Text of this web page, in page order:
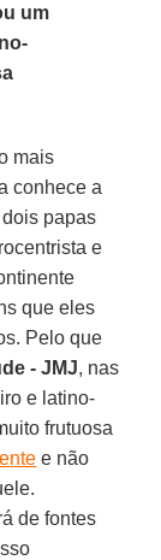
um
mais
conhece a
papas
e
que eles
Pelo que
- JMJ, nas
e latino-
frutuosa
e não
de fontes